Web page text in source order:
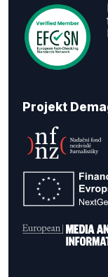
Projekt